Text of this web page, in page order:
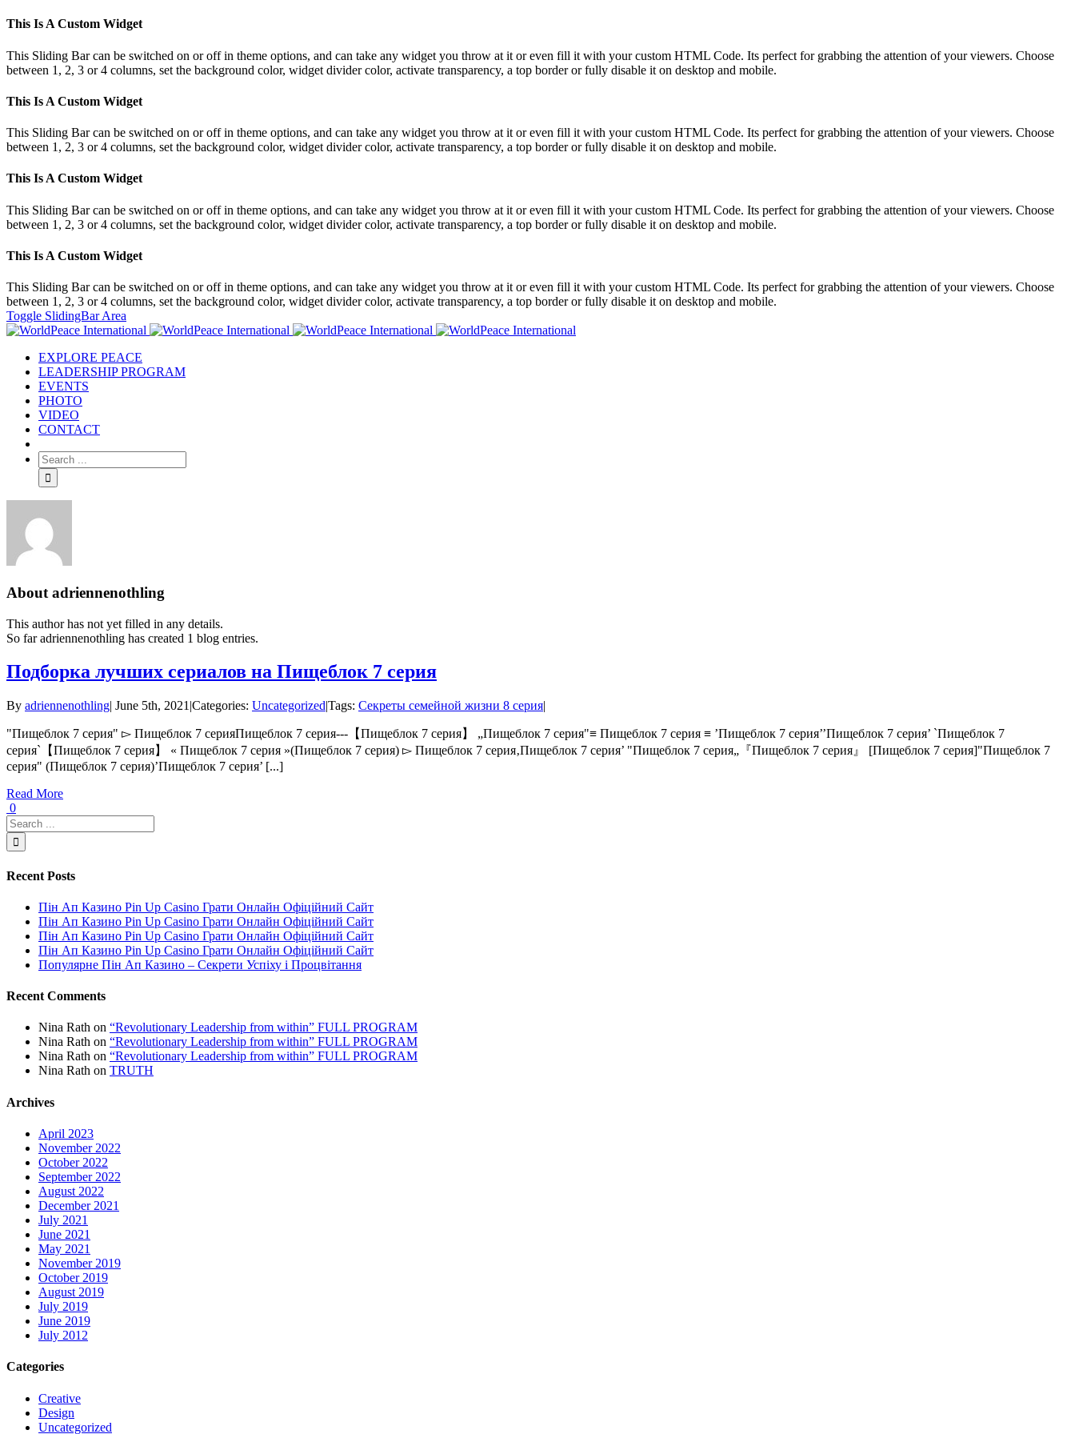
This Is A Custom Widget
This Sliding Bar can be switched on or off in theme options, and can take any widget you throw at it or even fill it with your custom HTML Code. Its perfect for grabbing the attention of your viewers. Choose
between 1, 2, 3 or 4 columns, set the background color, widget divider color, activate transparency, a top border or fully disable it on desktop and mobile.
This Is A Custom Widget
This Sliding Bar can be switched on or off in theme options, and can take any widget you throw at it or even fill it with your custom HTML Code. Its perfect for grabbing the attention of your viewers. Choose
between 1, 2, 3 or 4 columns, set the background color, widget divider color, activate transparency, a top border or fully disable it on desktop and mobile.
This Is A Custom Widget
This Sliding Bar can be switched on or off in theme options, and can take any widget you throw at it or even fill it with your custom HTML Code. Its perfect for grabbing the attention of your viewers. Choose
between 1, 2, 3 or 4 columns, set the background color, widget divider color, activate transparency, a top border or fully disable it on desktop and mobile.
This Is A Custom Widget
This Sliding Bar can be switched on or off in theme options, and can take any widget you throw at it or even fill it with your custom HTML Code. Its perfect for grabbing the attention of your viewers. Choose
between 1, 2, 3 or 4 columns, set the background color, widget divider color, activate transparency, a top border or fully disable it on desktop and mobile.
Toggle SlidingBar Area
EXPLORE PEACE
LEADERSHIP PROGRAM
EVENTS
PHOTO
VIDEO
CONTACT
About adriennenothling
This author has not yet filled in any details.
So far adriennenothling has created 1 blog entries.
Подборка лучших сериалов на Пищеблок 7 серия
By adriennenothling| June 5th, 2021 |Categories: Uncategorized|Tags: Секреты семейной жизни 8 серия|
"Пищеблок 7 серия" ▻ Пищеблок 7 серияПищеблок 7 серия---【Пищеблок 7 серия】 „Пищеблок 7 серия"≡ Пищеблок 7 серия ≡ ’Пищеблок 7 серия’’Пищеблок 7 серия’ `Пищеблок 7
серия`【Пищеблок 7 серия】 « Пищеблок 7 серия »(Пищеблок 7 серия) ▻ Пищеблок 7 серия‚Пищеблок 7 серия’ "Пищеблок 7 серия„『Пищеблок 7 серия』 [Пищеблок 7 серия]"Пищеблок 7
серия" (Пищеблок 7 серия)’Пищеблок 7 серия’ [...]
Read More
0
Recent Posts
Пін Ап Казино Pin Up Casino Грати Онлайн Офіційний Сайт
Пін Ап Казино Pin Up Casino Грати Онлайн Офіційний Сайт
Пін Ап Казино Pin Up Casino Грати Онлайн Офіційний Сайт
Пін Ап Казино Pin Up Casino Грати Онлайн Офіційний Сайт
Популярне Пін Ап Казино – Секрети Успіху і Процвітання
Recent Comments
Nina Rath on “Revolutionary Leadership from within” FULL PROGRAM
Nina Rath on “Revolutionary Leadership from within” FULL PROGRAM
Nina Rath on “Revolutionary Leadership from within” FULL PROGRAM
Nina Rath on TRUTH
Archives
April 2023
November 2022
October 2022
September 2022
August 2022
December 2021
July 2021
June 2021
May 2021
November 2019
October 2019
August 2019
July 2019
June 2019
July 2012
Categories
Creative
Design
Uncategorized